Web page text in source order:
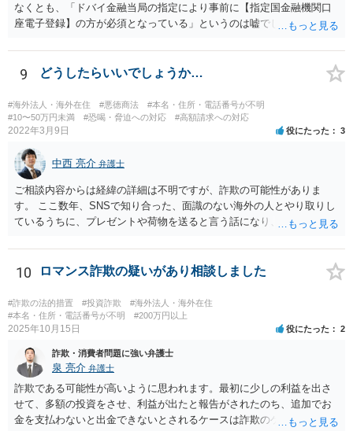
なくとも、「ドバイ金融当局の指定により事前に【指定国金融機関口
座電子登録】の方が必須となっている」というのは嘘でしょう 相手に
に相談に行かれてください
9 どうしたらいいでしょうか…
#海外法人・海外在住 #悪徳商法
#本名・住所・電話番号が不明
#10〜50万円未満
#恐喝・脅迫への対応 #高額請求への対応
2022年3月9日 役にたった 3
中西 亮介 弁護士
ご相談内容からは経緯の詳細は不明ですが、詐欺の可能性がありま
す。 ここ数年、SNSで知り合った、面識のない海外の人とやり取りし
ているうちに、プレゼントや荷物を送ると言う話になり、通関料等の
います。 本件でも、住所を教えてしまったとしても、職場まで特定す
ることは通常できませんし、そもそも、支払いと解雇の関連性は考え
難いです。 にも関わらず、そのような言葉をもって支払わせようとす
る態様から詐欺の可能性が高いのではないかと思われます。 よほど相
手を信頼できる事情がない限り、支払いをしないようにした方がよい
と思います。
10 ロマンス詐欺の疑いがあり相談しました
#詐欺の法的措置 #投資詐欺
#海外法人・海外在住
#本名・住所・電話番号が不明
#200万円以上
2025年10月15日 役にたった 2
詐欺・消費者問題に強い弁護士
泉 亮介 弁護士
詐欺である可能性が高いように思われます。最初に少しの利益を出さ
せて、多額の投資をさせ、利益が出たと報告がされたのち、追加でお
金を支払わないと出金できないとされるケースは詐欺のケースで非常